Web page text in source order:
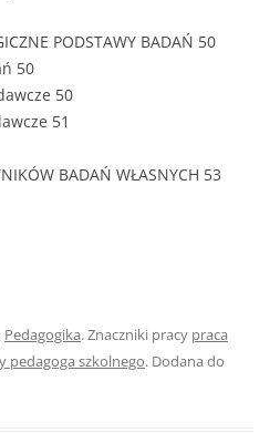
PODSTAWY BADAŃ 50
50
50
51
BADAŃ WŁASNYCH 53
Pedagogika. Znaczniki pracy praca
pedagoga szkolnego. Dodana do